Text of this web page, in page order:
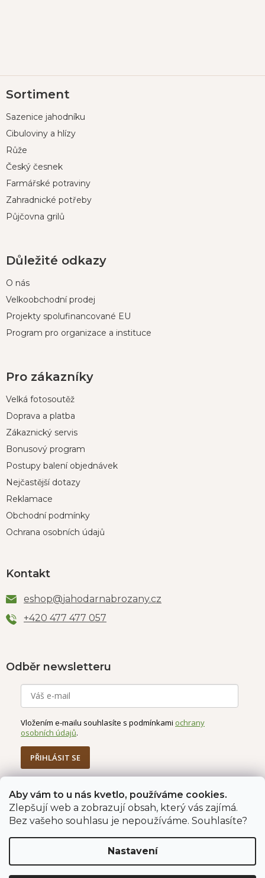
Aby vám to u nás kvetlo, používáme cookies.
Zlepšují web a zobrazují obsah, který vás zajímá.
Bez vašeho souhlasu je nepoužíváme. Souhlasíte?
Nastavení
á
a
Sortiment
Sazenice jahodníku
Cibuloviny a hlízy
Růže
Český česnek
Farmářské potraviny
Zahradnické potřeby
Půjčovna grilů
Důležité odkazy
O nás
Velkoobchodní prodej
Projekty spolufinancované EU
Program pro organizace a instituce
Pro zákazníky
Velká fotosoutěž
Doprava a platba
Zákaznický servis
Bonusový program
Postupy balení objednávek
Nejčastější dotazy
Reklamace
Obchodní podmínky
Ochrana osobních údajů
Kontakt
eshop@jahodarnabrozany.cz
+420 477 477 057
Odběr newsletteru
Vložením e-mailu souhlasíte s podmínkami ochrany
osobních údajů.
PŘIHLÁSIT SE
Jahodárna Brozany Obchodní podmínky
Podmínky ochrany údajů
Vytvořil Shoptet Premium